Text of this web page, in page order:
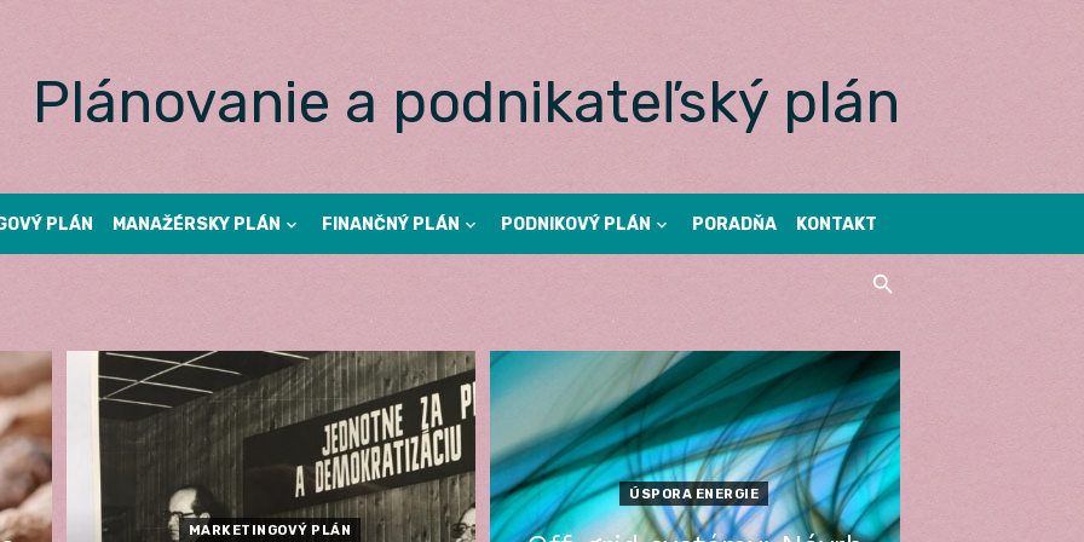
Plánovanie a podnikateľský plán
PLÁN MANAŽÉRSKY PLÁN FINANČNÝ PLÁN PODNIKOVÝ PLÁN PORADŇA KONTAKT
MARKETINGOVÝ PLÁN
ÚSPORA ENERGIE